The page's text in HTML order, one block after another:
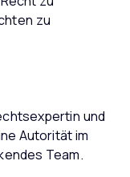
zu
und
Autorität im
Team.